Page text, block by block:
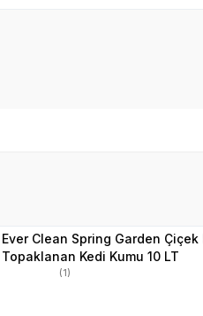
Ever Clean Spring Garden Çiçek
Topaklanan Kedi Kumu 10 LT
(1)